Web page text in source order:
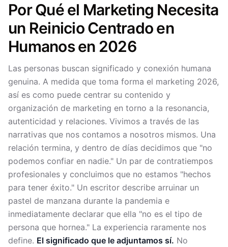
Por Qué el Marketing Necesita
un Reinicio Centrado en
Humanos en 2026
Las personas buscan significado y conexión humana
genuina. A medida que toma forma el marketing 2026,
así es como puede centrar su contenido y
organización de marketing en torno a la resonancia,
autenticidad y relaciones. Vivimos a través de las
narrativas que nos contamos a nosotros mismos. Una
relación termina, y dentro de días decidimos que "no
podemos confiar en nadie." Un par de contratiempos
profesionales y concluimos que no estamos "hechos
para tener éxito." Un escritor describe arruinar un
pastel de manzana durante la pandemia e
inmediatamente declarar que ella "no es el tipo de
persona que hornea." La experiencia raramente nos
define. El significado que le adjuntamos sí. No